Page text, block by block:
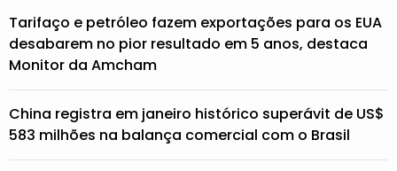
Tarifaço e petróleo fazem exportações para os EUA
desabarem no pior resultado em 5 anos, destaca
Monitor da Amcham
China registra em janeiro histórico superávit de US$
583 milhões na balança comercial com o Brasil